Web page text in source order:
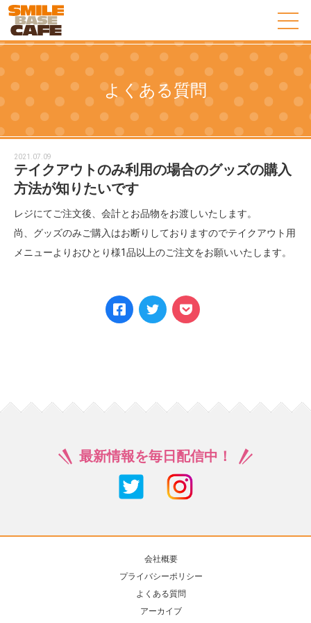
よくある質問
2021.07.09
テイクアウトのみ利用の場合のグッズの購入
方法が知りたいです
レジにてご注文後、会計とお品物をお渡しいたします。
尚、グッズのみご購入はお断りしておりますのでテイクアウト用
メニューよりおひとり様1品以上のご注文をお願いいたします。
最新情報を毎日配信中！
会社概要
プライバシーポリシー
よくある質問
アーカイブ